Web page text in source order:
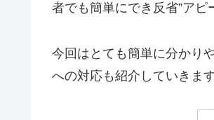
者でも簡単にでき反省”アピ
今回はとても簡単に分かり
への対応も紹介していきます